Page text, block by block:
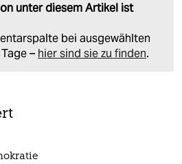
unter diesem Artikel ist
bei ausgewählten
– hier sind sie zu finden.